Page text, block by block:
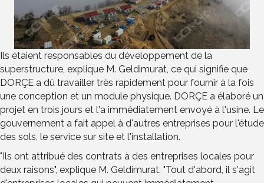
Ils étaient responsables du développement de la
superstructure, explique M. Geldimurat, ce qui signifie que
DORÇE a dû travailler très rapidement pour fournir à la fois
une conception et un module physique. DORÇE a élaboré un
projet en trois jours et l'a immédiatement envoyé à l'usine. Le
gouvernement a fait appel à d'autres entreprises pour l'étude
des sols, le service sur site et l'installation.
"Ils ont attribué des contrats à des entreprises locales pour
deux raisons", explique M. Geldimurat. "Tout d'abord, il s'agit